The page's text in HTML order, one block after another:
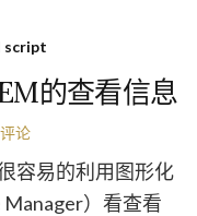
script
的查看信息
论
容易的利用图形化
）看查看